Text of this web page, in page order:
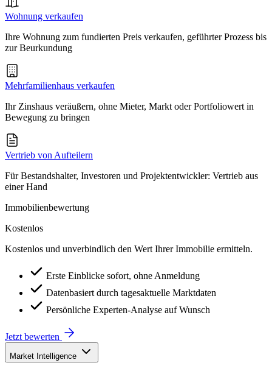
Wohnung verkaufen
Ihre Wohnung zum fundierten Preis verkaufen, geführter Prozess bis
zur Beurkundung
Mehrfamilienhaus verkaufen
Ihr Zinshaus veräußern, ohne Mieter, Markt oder Portfoliowert in
Bewegung zu bringen
Vertrieb von Aufteilern
Für Bestandshalter, Investoren und Projektentwickler: Vertrieb aus
einer Hand
Immobilienbewertung
Kostenlos
Kostenlos und unverbindlich den Wert Ihrer Immobilie ermitteln.
Erste Einblicke sofort, ohne Anmeldung
Datenbasiert durch tagesaktuelle Marktdaten
Persönliche Experten-Analyse auf Wunsch
Jetzt bewerten
Market Intelligence